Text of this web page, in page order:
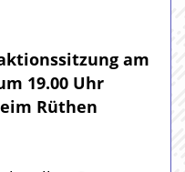
am
19.00 Uhr
Rüthen